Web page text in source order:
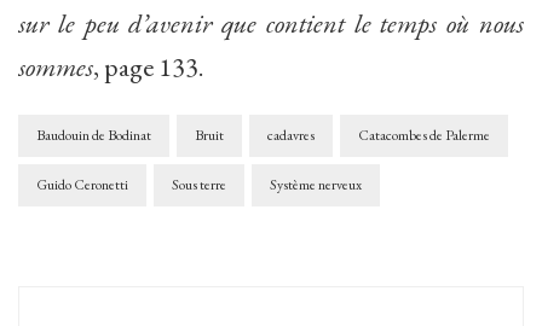
sur le peu d’avenir que contient le temps où nous
sommes, page 133.
Baudouin de Bodinat Bruit cadavres Catacombes de Palerme
Guido Ceronetti Sous terre Système nerveux